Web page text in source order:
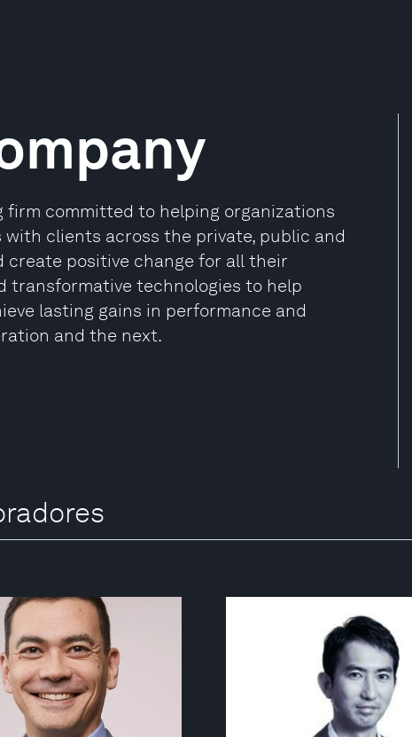
firm committed to helping organizations
clients across the private, public and
create positive change for all their
transformative technologies to help
lasting gains in performance and
and the next.